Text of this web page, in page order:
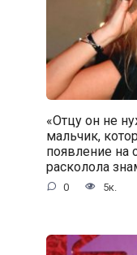
«Отцу он не
мальчик,
появление на
расколола
0 5к.